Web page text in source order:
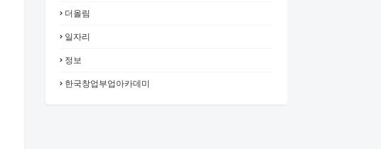
더올림
일자리
정보
한국창업부업아카데미